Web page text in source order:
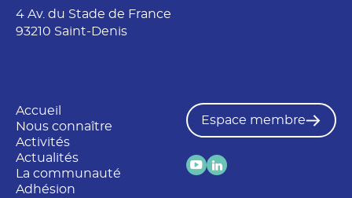
4 Av. du Stade de France
93210 Saint-Denis
Accueil
Nous connaître
Activités
Actualités
La communauté
Adhésion
Espace membre